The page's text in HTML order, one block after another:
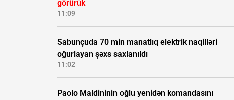
görürük
11:09
Sabunçuda 70 min manatlıq elektrik naqilləri
oğurlayan şəxs saxlanıldı
11:02
Paolo Maldininin oğlu yenidən komandasını